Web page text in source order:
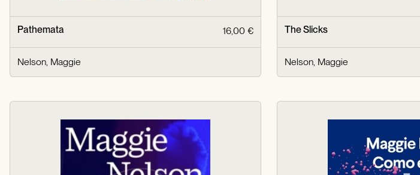
Pathemata 16,00 €
Nelson, Maggie
The Slicks
Nelson, Maggie